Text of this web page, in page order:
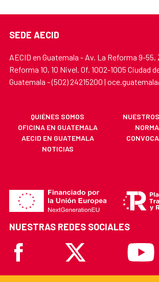
SEDE AECID
AECID en Guatemala - Av. La Reforma 9-
Reforma 10, 10 Nivel. Of. 1002-1005 Ciudad
Guatemala - (502) 24215200 |
QUIÉNES SOMOS
OFICINA EN GUATEMALA
AECID EN GUATEMALA
NOTICIAS
NUESTRAS REDES SOCIALES
Facebook
X Youtube